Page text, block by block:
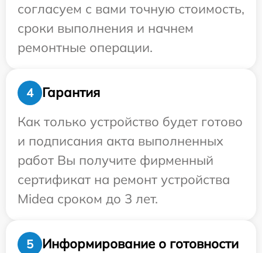
согласуем с вами точную стоимость,
сроки выполнения и начнем
ремонтные операции.
4
Гарантия
Как только устройство будет готово
и подписания акта выполненных
работ Вы получите фирменный
сертификат на ремонт устройства
Midea сроком до 3 лет.
5
Информирование о готовности